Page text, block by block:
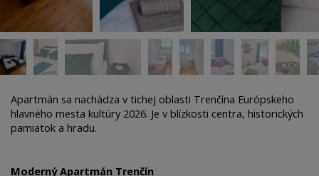
Apartmán sa nachádza v tichej oblasti Trenčína Európskeho
hlavného mesta kultúry 2026. Je v blízkosti centra, historických
pamiatok a hradu.
Moderný Apartmán Trenčín